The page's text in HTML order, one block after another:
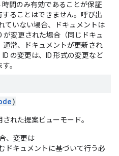
時間のみ有効であることが保証
ることはできません。呼び出
ていない場合、ドキュメントは
が変更された場合（同じドキュ
通常、ドキュメントが更新され
の変更は、ID 形式の変更など
。
)
れた提案ビューモード。
、変更は
ドキュメントに基づいて行う必